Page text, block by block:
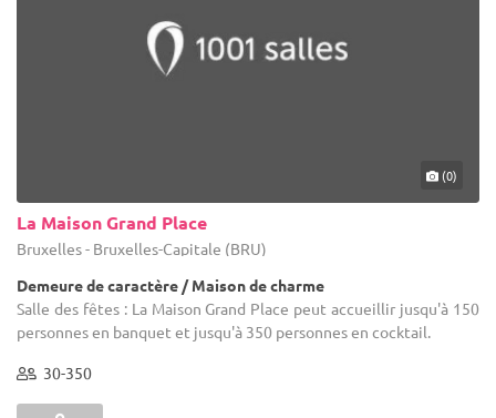
(0)
La Maison Grand Place
Bruxelles - Bruxelles-Capitale (BRU)
Demeure de caractère / Maison de charme
Salle des fêtes : La Maison Grand Place peut accueillir jusqu'à 150
personnes en banquet et jusqu'à 350 personnes en cocktail.
30-350